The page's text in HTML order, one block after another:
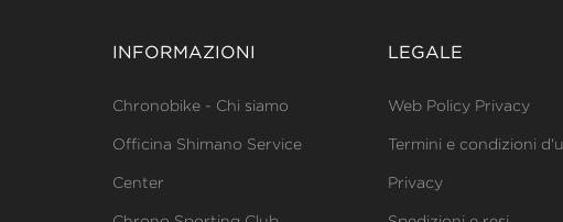
INFORMAZIONI
Chronobike - Chi siamo
Officina Shimano Service
Center
LEGALE
Web Policy Privacy
Termini e condizioni
Privacy